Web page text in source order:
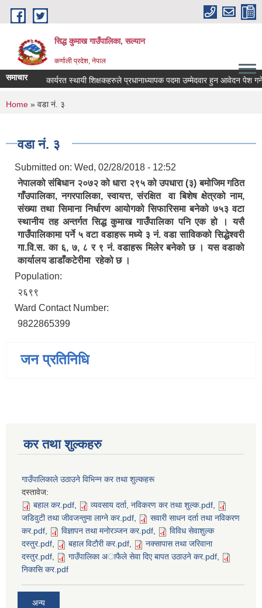
Skip to main content
सिद्ध कुमाख गाउँपालिका, सल्यान
कर्णाली प्रदेश, नेपाल
समाचार कार्यरत स्थायी शिक्षकहरुले प्रधानाध्यापक पदमा उम्मेदवार हुन आवेदन पेश गर्ने
You are here
Home » वडा नं. ३
वडा नं. ३
Submitted on: Wed, 02/28/2018 - 12:52
नेपालको संबिधान २०७२ को धारा २९५ को उपधारा (३) बमोजिम गठित
गाँउपालिका, नगरपालिका, स्वायत्त, संरक्षित वा बिशेष क्षेत्रको नाम,
संख्या तथा सिमाना निर्धारण आयोगको सिफारिसमा बनेको ७५३ वटा
स्थानीय तह अन्तर्गत सिद्ध कुमाख गाउँपालिका पनि एक हो । यसै
गाउँपालिकामा पर्ने ५ वटा वडाहरू मध्ये ३ नं. वडा साविकको सिद्धेश्वरी
गा.वि.स. का ६, ७, ८ र ९ नं. वडाहरू मिलेर बनेको छ । यस वडाकाे
कार्यालय डाडाँकटेरीमा रहेको छ ।
Population:
२६९९
Ward Contact Number:
9822865399
जन प्रतिनिधि
कर तथा शुल्कहरु
गाउँपालिकाले उठाउने विभिन्न कर तथा शुल्कहरू
दस्तावेज:
बहाल कर.pdf, व्यवसाय दर्ता, नविकरण कर तथा शुल्क.pdf,
जडिवुटी तथा जीवजन्तुमा लाग्ने कर.pdf,
सवारी साधन दर्ता तथा नविकरण
कर.pdf, विज्ञापन तथा मनोरञ्जन कर.pdf,
विविध सेवाशुल्क
दस्तुर.pdf, बहाल विटाैरी कर.pdf,
नक्सापास तथा जरिवाना
दस्तुर.pdf, गाउँपालिका अाफैले सेवा दिए बापत उठाउने कर.pdf,
निकासि कर.pdf
अन्य